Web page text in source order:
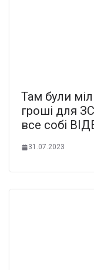
Там були
гpоші для
все собі
31.07.2023